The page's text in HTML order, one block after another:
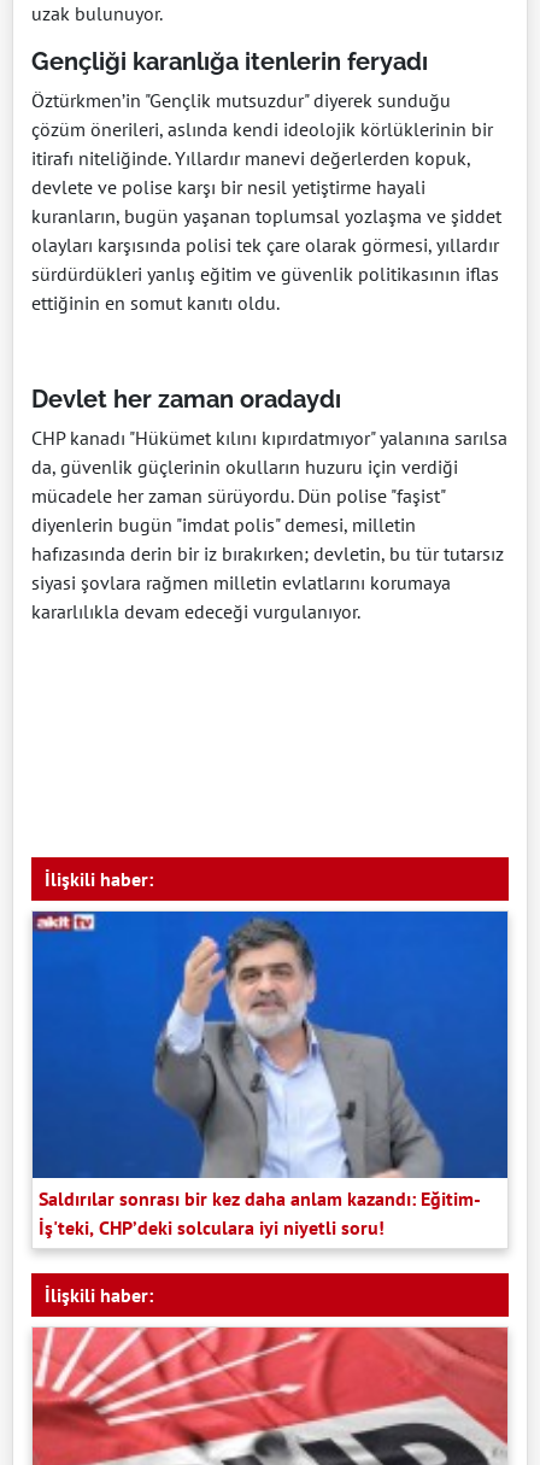
uzak bulunuyor.
Gençliği karanlığa itenlerin feryadı
Öztürkmen’in "Gençlik mutsuzdur" diyerek sunduğu
çözüm önerileri, aslında kendi ideolojik körlüklerinin bir
itirafı niteliğinde. Yıllardır manevi değerlerden kopuk,
devlete ve polise karşı bir nesil yetiştirme hayali
kuranların, bugün yaşanan toplumsal yozlaşma ve şiddet
olayları karşısında polisi tek çare olarak görmesi, yıllardır
sürdürdükleri yanlış eğitim ve güvenlik politikasının iflas
ettiğinin en somut kanıtı oldu.
Devlet her zaman oradaydı
CHP kanadı "Hükümet kılını kıpırdatmıyor" yalanına sarılsa
da, güvenlik güçlerinin okulların huzuru için verdiği
mücadele her zaman sürüyordu. Dün polise "faşist"
diyenlerin bugün "imdat polis" demesi, milletin
hafızasında derin bir iz bırakırken; devletin, bu tür tutarsız
siyasi şovlara rağmen milletin evlatlarını korumaya
kararlılıkla devam edeceği vurgulanıyor.
İlişkili haber:
Saldırılar sonrası bir kez daha anlam kazandı: Eğitim-
İş'teki, CHP’deki solculara iyi niyetli soru!
İlişkili haber: